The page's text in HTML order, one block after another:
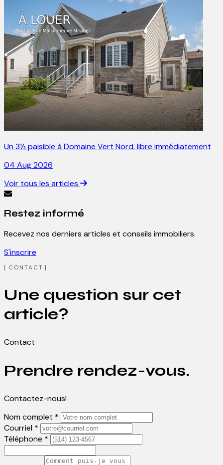
Un 3½ paisible à Domaine Vert Nord, libre immédiatement
04 Aug 2026
Voir tous les articles
Restez informé
Recevez nos derniers articles et conseils immobiliers.
S'inscrire
CONTACT
Une question sur cet
article?
Contact
Prendre rendez-vous.
Contactez-nous!
Nom complet *
Courriel *
Téléphone *